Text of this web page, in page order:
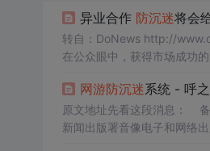
异业合作 防沉迷将会
转自：DoNews http://
在公众眼中，获得市场成功
网游防沉迷系统 - 呼
原文地址先看这段消息：
新闻出版署音像电子和网络